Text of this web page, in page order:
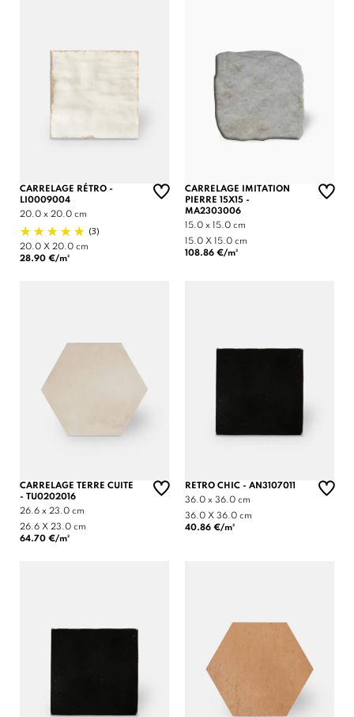
CARRELAGE RÉTRO -
LI0009004
20.0 x 20.0 cm
(3)
20.0 X 20.0 cm
28.90 €/m²
CARRELAGE IMITATION
PIERRE 15X15 -
MA2303006
15.0 x 15.0 cm
15.0 X 15.0 cm
108.86 €/m²
CARRELAGE TERRE CUITE
- TU0202016
26.6 x 23.0 cm
26.6 X 23.0 cm
64.70 €/m²
RETRO CHIC - AN3107011
36.0 x 36.0 cm
36.0 X 36.0 cm
40.86 €/m²